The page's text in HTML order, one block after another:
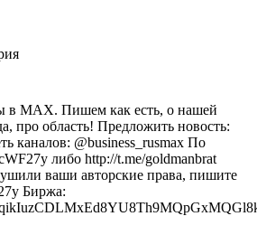
в MAX. Пишем как есть, о нашей
про область! Предложить новость:
каналов: @business_rusmax По
либо http://t.me/goldmanbrat
ваши авторские права, пишите
Биржа: